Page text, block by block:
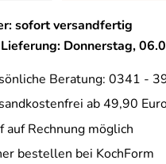
sofort versandfertig
Lieferung: Donnerstag,
Beratung: 0341 -
ab 49,90
auf Rechnung möglich
bestellen bei KochForm